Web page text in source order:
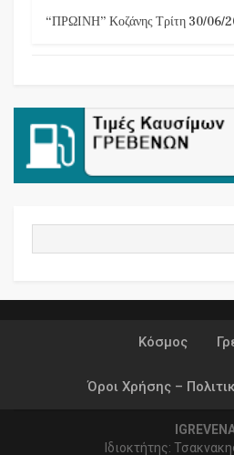
“ΠΡΩΙΝΗ” Κοζάνης Τρίτη 30/06/
Κόσμος
Όροι Χρήσης –
Ιδιοκτήτης: